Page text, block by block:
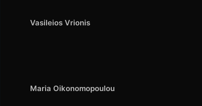
Vasileios Vrionis
Maria Oikonomopoulou